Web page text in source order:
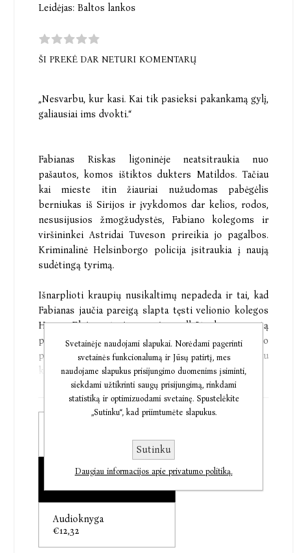
Leidėjas: Baltos lankos
ŠI PREKĖ DAR NETURI KOMENTARŲ
„Nesvarbu, kur kasi. Kai tik pasieksi pakankamą gylį,
galiausiai ims dvokti.“
Fabianas Riskas ligoninėje neatsitraukia nuo
pašautos, komos ištiktos dukters Matildos. Tačiau
kai mieste itin žiauriai nužudomas pabėgėlis
berniukas iš Sirijos ir įvykdomos dar kelios, rodos,
nesusijusios žmogžudystės, Fabiano kolegoms ir
viršininkei Astridai Tuveson prireikia jo pagalbos.
Kriminalinė Helsinborgo policija įsitraukia į naują
sudėtingą tyrimą.
Išnarplioti kraupių nusikaltimų nepadeda ir tai, kad
Fabianas jaučia pareigą slapta tęsti velionio kolegos
Hugo Elvino tyrimą apie galbūt korumpuotą
policijos tyrėją. O Astrida, priversta anksčiau laiko
palikti anoniminių alkoholikų programą, vis sunkiau
kovoja su priklausomybe.
Ar Helsinborgo kriminalinei policijai pavyks
sučiupti mieste siautėjantį žudiką, kai, regis, byra
„Tikras skaitymo saldainis. <...> Maža pasakyti, kad
knyga kupina įtampos. Autorius pasitelkia virtinę
paralelių siužetinių linijų ir jos visos vienodai
intriguoja. Juda visu greičiu pirmyn.“
Elektroninė knyga
Audioknyga
€12,32
Svetainėje naudojami slapukai. Norėdami pagerinti
svetainės funkcionalumą ir Jūsų patirtį, mes
naudojame slapukus prisijungimo duomenims įsiminti,
siekdami užtikrinti saugų prisijungimą, rinkdami
statistiką ir optimizuodami svetainę. Spustelėkite
„Sutinku“, kad priimtumėte slapukus.
Sutinku
Daugiau informacijos apie privatumo politiką.